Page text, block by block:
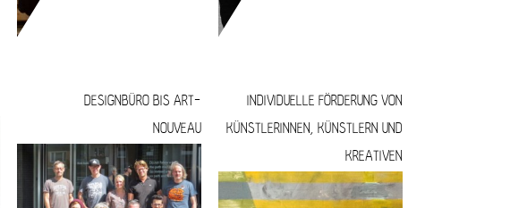
DESIGNBÜRO BIS ART-
NOUVEAU
INDIVIDUELLE FÖRDERUNG VON
KÜNSTLERINNEN, KÜNSTLERN UND
KREATIVEN